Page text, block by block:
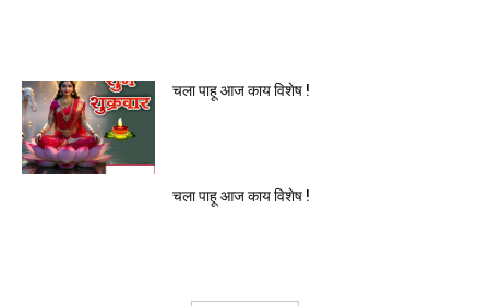
चला पाहू आज काय विशेष !
चला पाहू आज काय विशेष !